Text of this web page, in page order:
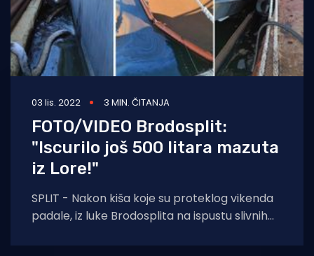
03 lis. 2022 3 MIN. ČITANJA
FOTO/VIDEO Brodosplit:
"Iscurilo još 500 litara mazuta
iz Lore!"
SPLIT - Nakon kiša koje su proteklog vikenda
padale, iz luke Brodosplita na ispustu slivnih